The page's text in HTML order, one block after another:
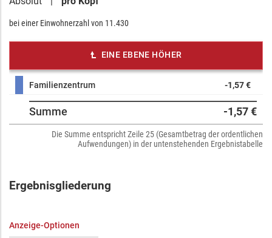
bei einer Einwohnerzahl von 11.430
EINE EBENE HÖHER
Familienzentrum -1,57 €
Summe -1,57 €
Die Summe entspricht Zeile 25 (Gesamtbetrag der ordentlichen
Aufwendungen) in der untenstehenden Ergebnistabelle
Ergebnisgliederung
Anzeige-Optionen